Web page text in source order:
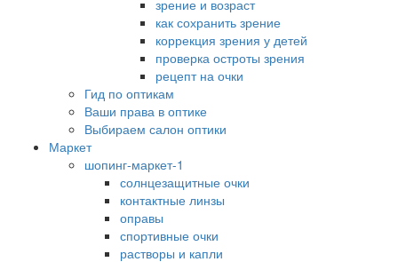
зрение и возраст
как сохранить зрение
коррекция зрения у детей
проверка остроты зрения
рецепт на очки
Гид по оптикам
Ваши права в оптике
Выбираем салон оптики
Маркет
шопинг-маркет-1
солнцезащитные очки
контактные линзы
оправы
спортивные очки
растворы и капли